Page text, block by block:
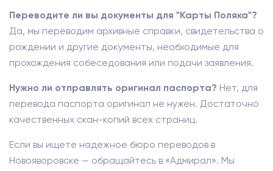
Переводите ли вы документы для "Карты Поляка"?
Да, мы переводим архивные справки, свидетельства о
рождении и другие документы, необходимые для
прохождения собеседования или подачи заявления.
Нужно ли отправлять оригинал паспорта? Нет, для
перевода паспорта оригинал не нужен. Достаточно
качественных скан-копий всех страниц.
Если вы ищете надежное бюро переводов в
Новояворовске — обращайтесь в «Адмирал». Мы